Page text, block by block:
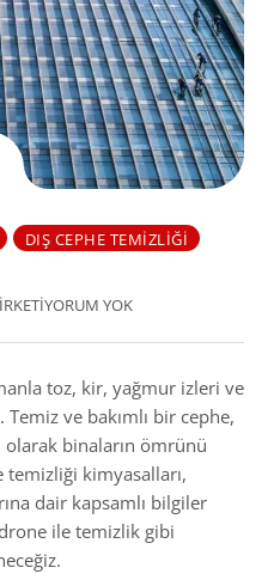
DIŞ CEPHE TEMIZLIĞI
YORUM YOK
toz, kir, yağmur izleri ve
ve bakımlı bir cephe,
olarak binaların ömrünü
temizliği kimyasalları,
dair kapsamlı bilgiler
ile temizlik gibi